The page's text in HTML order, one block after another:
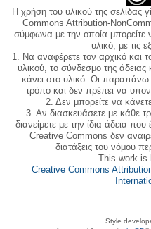
Η χρήση του υλικού της σελίδας
Commons Attribution-
σύμφωνα με την οποία μπορείτε
υλικό, με τις
1. Να αναφέρετε τον αρχικό και
υλικού, το σύνδεσμο της
κάνει στο υλικό. Οι παραπάνω
τρόπο και δεν πρέπει να
2. Δεν μπορείτε να
3. Αν διασκευάσετε με κάθε
διανείμετε με την ίδια άδεια
Creative Commons δεν
διατάξεις του νόμου
This work is
Creative Commons
Style